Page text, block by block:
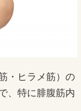
・ヒラメ筋）の
、特に腓腹筋内